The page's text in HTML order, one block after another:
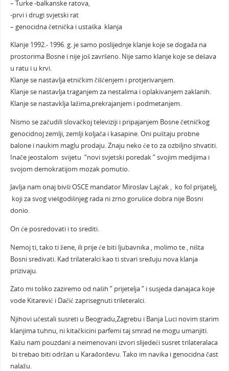
– Turke -balkanske ratova,
-prvi i drugi svjetski rat
– genocidna četnička i ustaška klanja
Klanje 1992.- 1996. g. je samo poslijednje klanje koje se događa na
prostorima Bosne i nije još završeno. Nije samo klanje koje se dešava
u ratu i u krvi.
Klanje se nastavlja etničkim čišćenjem i protjerivanjem.
Klanje se nastavlja traganjem za nestalima i oplakivanjem zaklanih.
Klanje se nastavklja lažima,prekrajanjem i podmetanjem.
Nismo se začudili slovačkoj televiziji i pripajanjem Bosne četničkog
genocidnoj zemlji, zemlji koljača i kasapine. Oni puštaju probne
balone i naukim maglu prodaju. Znaju neko će to za ozbiljno shvatiti.
Inače jeostalom svijetu “novi svjetski poredak ” svojim medijima i
svojom demokratijom mozak pomutio.
Javlja nam onaj bivši OSCE mandator Miroslav Lajčak , ko fol prijatelj,
koji za svog viešgodišnjeg rada ni zrno gorušice dobra nije Bosni
donio.
On će posredovati i to srediti.
Nemoj ti, tako ti žene, ili prije će biti ljubavnika , molimo te , ništa
Bosni sređivati. Kad trilateralci kao ti stvari sređuju nova klanja
prizivaju.
Zato mi toliko zaziremo od naših ” prijetelja ” i susjeda danajaca koje
vode Kitarević i Dačić zaprisegnuti trileteralci.
Njihovi učestali susreti u Beogradu,Zagrebu i Banja Luci novim starim
klanjima tuhnu, ni kitačkicini parfemi taj smrad ne mogu umanjiti.
Kažu nam pouzdani a neimenovani izvori slijedeći susret trilateralaca
bi trebao biti održan u Karađorđevu. Tako im navika i genocidna čast
nalažu.